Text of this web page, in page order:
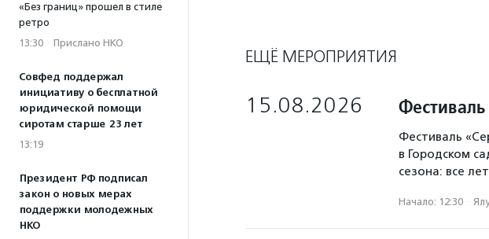
«Без границ» прошел в стиле
ретро
13:30 · Прислано НКО
Совфед поддержал
инициативу о бесплатной
юридической помощи
сиротам старше 23 лет
13:19
Президент РФ подписал
закон о новых мерах
поддержки молодежных
НКО
ЕЩЁ МЕРОПРИЯТИЯ
15.08.2026
Фестиваль
в Городском
сезона: все
Начало: 12:30 ·